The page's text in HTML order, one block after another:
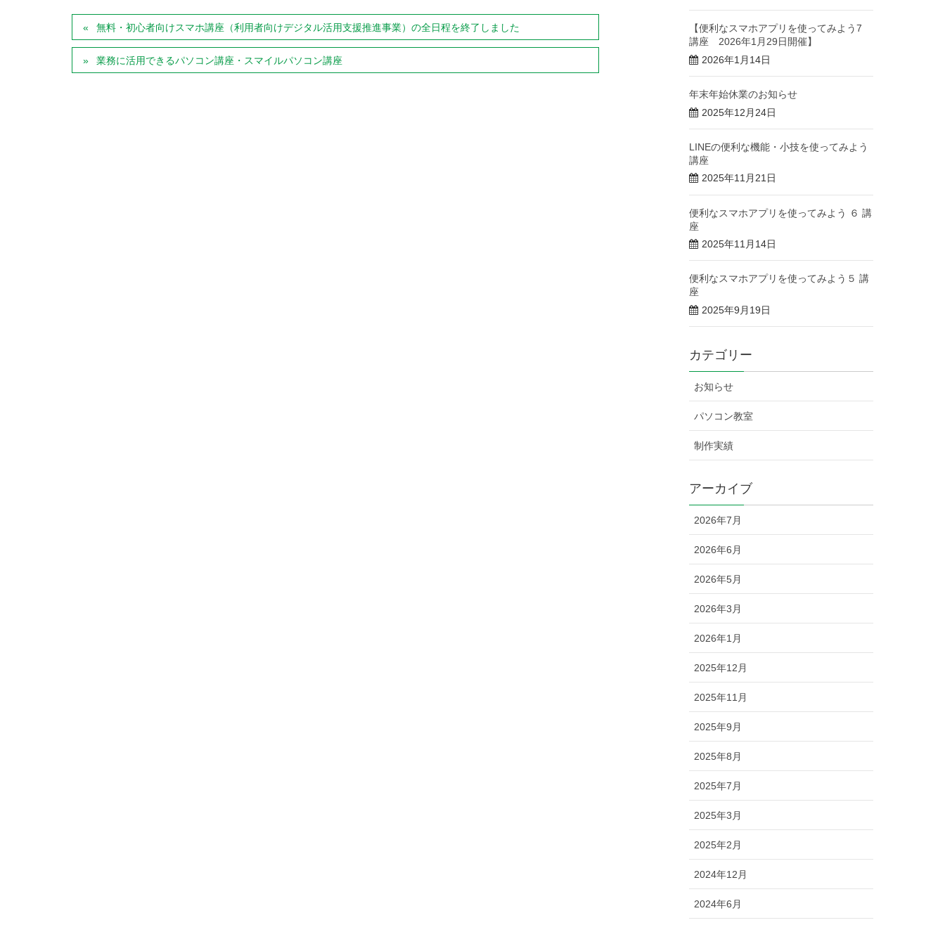
無料・初心者向けスマホ講座（利用者向けデジタル活用支援推進事業）の全日程を終了しました
業務に活用できるパソコン講座・スマイルパソコン講座
【便利なスマホアプリを使ってみよう7
講座 2026年1月29日開催】
2026年1月14日
年末年始休業のお知らせ
2025年12月24日
LINEの便利な機能・小技を使ってみよう
講座
2025年11月21日
便利なスマホアプリを使ってみよう ６ 講
座
2025年11月14日
便利なスマホアプリを使ってみよう５ 講
座
2025年9月19日
カテゴリー
お知らせ
パソコン教室
制作実績
アーカイブ
2026年7月
2026年6月
2026年5月
2026年3月
2026年1月
2025年12月
2025年11月
2025年9月
2025年8月
2025年7月
2025年3月
2025年2月
2024年12月
2024年6月